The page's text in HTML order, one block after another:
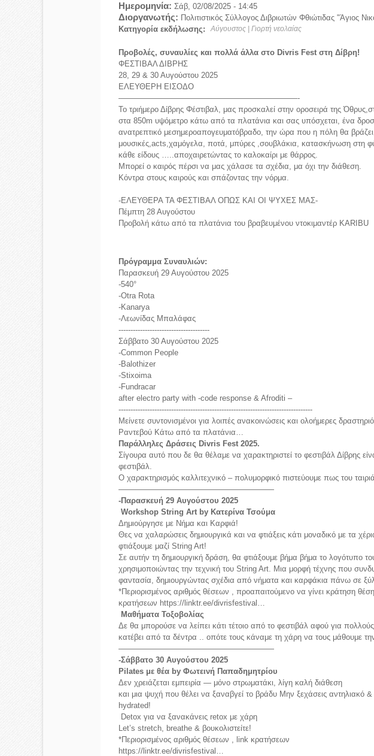
Ημερομηνία: Σάβ, 02/08/2025 - 14:45
Διοργανωτής: Πολιτιστικός Σύλλογος Διβριωτών Φθιώτιδας "Άγιος
Κατηγορία εκδήλωσης:
Αύγουστος | Γιορτή νεολαίας
Προβολές, συναυλίες και πολλά άλλα στο Divris Fest στη Δίβρη!
ΦΕΣΤΙΒΑΛ ΔΙΒΡΗΣ
28, 29 & 30 Αυγούστου 2025
ΕΛΕΥΘΕΡΗ ΕΙΣΟΔΟ
———————————————————————-
Το τριήμερο Δίβρης Φέστιβαλ, μας προσκαλεί στην οροσειρά της
στα 850m υψόμετρο κάτω από τα πλατάνια και σας υπόσχεται, ένα
ανατρεπτικό μεσημεροαπογευματόβραδο, την ώρα που η πόλη θα
μουσικές,acts,χαμόγελα, ποτά, μπύρες ,σουβλάκια, κατασκήνωση στη
κάθε είδους …..αποχαιρετώντας το καλοκαίρι με θάρρος.
Μπορεί ο καιρός πέρσι να μας χάλασε τα σχέδια, μα όχι την διάθεση.
Κόντρα στους καιρούς και σπάζοντας την νόρμα.
-ΕΛΕΥΘΕΡΑ ΤΑ ΦΕΣΤΙΒΑΛ ΟΠΩΣ ΚΑΙ ΟΙ ΨΥΧΕΣ ΜΑΣ-
Πέμπτη 28 Αυγούστου
Προβολή κάτω από τα πλατάνια του βραβευμένου ντοκιμαντέρ KARIBU
Πρόγραμμα Συναυλιών:
Παρασκευή 29 Αυγούστου 2025
-540°
-Otra Rota
-Kanarya
-Λεωνίδας Μπαλάφας
--------------------------------------
Σάββατο 30 Αυγούστου 2025
-Common People
-Balothizer
-Stixoima
-Fundracar
after electro party with -code response & Afroditi –
---------------------------------------------------------------------------------
Μείνετε συντονισμένοι για λοιπές ανακοινώσεις και ολοήμερες
Ραντεβού Κάτω από τα πλατάνια…
Παράλληλες Δράσεις Divris Fest 2025.
Σίγουρα αυτό που δε θα θέλαμε να χαρακτηριστεί το φεστιβάλ Δίβρης
φεστιβάλ.
Ο χαρακτηρισμός καλλιτεχνικό – πολυμορφικό πιστεύουμε πως του
————————————————————
-Παρασκευή 29 Αυγούστου 2025
Workshop String Art by Κατερίνα Τσούμα
Δημιούργησε με Νήμα και Καρφιά!
Θες να χαλαρώσεις δημιουργικά και να φτιάξεις κάτι μοναδικό με τα
φτιάξουμε μαζί String Art!
Σε αυτήν τη δημιουργική δράση, θα φτιάξουμε βήμα βήμα το λογότυπο
χρησιμοποιώντας την τεχνική του String Art. Μια μορφή τέχνης που
φαντασία, δημιουργώντας σχέδια από νήματα και καρφάκια πάνω σε
*Περιορισμένος αριθμός θέσεων , προαπαιτούμενο να γίνει κράτηση
κρατήσεων https://linktr.ee/divrisfestival…
Μαθήματα Τοξοβολίας
Δε θα μπορούσε να λείπει κάτι τέτοιο από το φεστιβάλ αφού για πολλούς
κατέβει από τα δέντρα .. οπότε τους κάναμε τη χάρη να τους μάθουμε την
————————————————————
-Σάββατο 30 Αυγούστου 2025
Pilates με θέα by Φωτεινή Παπαδημητρίου
Δεν χρειάζεται εμπειρία — μόνο στρωματάκι, λίγη καλή διάθεση
και μια ψυχή που θέλει να ξαναβγεί το βράδυ Mην ξεχάσεις αντηλιακό
hydrated!
Detox για να ξανακάνεις retox με χάρη
Let’s stretch, breathe & βουκολιστείτε!
*Περιορισμένος αριθμός θέσεων , link κρατήσεων
https://linktr.ee/divrisfestival…